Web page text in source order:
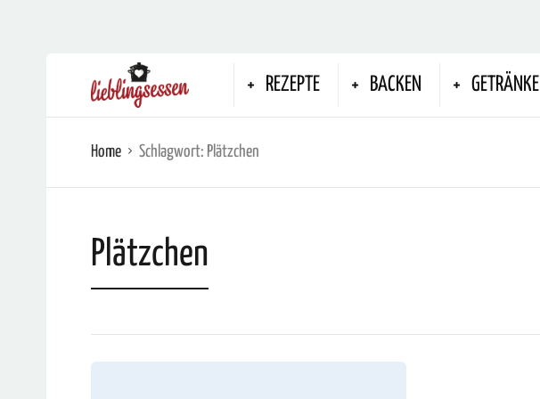
REZEPTE BACKEN GETRÄNKE
Home Schlagwort: Plätzchen
Plätzchen